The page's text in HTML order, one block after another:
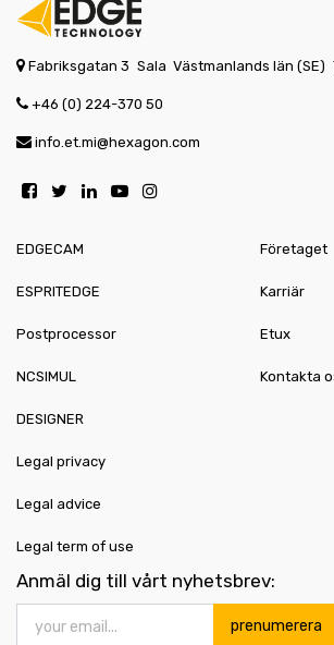
Fabriksgatan 3 Sala Västmanlands län (SE)
+46 (0) 224-370 50
info.et.mi@hexagon.com
EDGECAM
ESPRITEDGE
Postprocessor
NCSIMUL
DESIGNER
Företaget
Karriär
Etux
Kontakta
Legal privacy
Legal advice
Legal term of use
Anmäl dig till vårt nyhetsbrev:
prenumerera